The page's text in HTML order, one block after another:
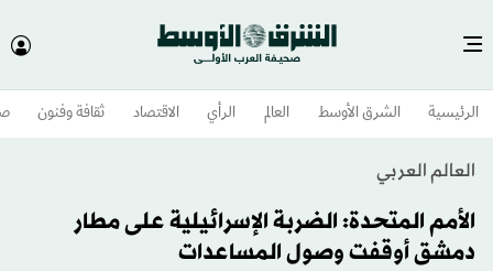
الرئيسية الشرق الأوسط​ العالم الرأي الاقتصاد ثقافة وفنون
العالم العربي
الأمم المتحدة: الضربة الإسرائيلية على مطار
دمشق أوقفت وصول المساعدات